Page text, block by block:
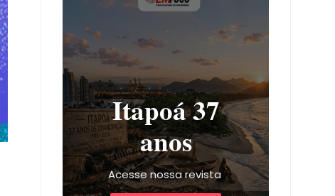
Itapoá 37
anos
Acesse nossa revista